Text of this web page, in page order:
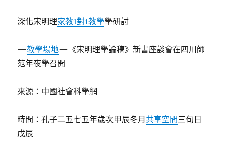
深化宋明理家教1對1教學學研討
—教學場地—《宋明理學論稿》新書座談會在四川師
范年夜學召開
來源：中國社會科學網
時間：孔子二五七五年歲次甲辰冬月共享空間三旬日
戊辰